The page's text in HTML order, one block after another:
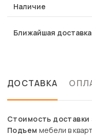
Наличие
Ближайшая доставка
ДОСТАВКА
Стоимость доставки
Подъем мебели в